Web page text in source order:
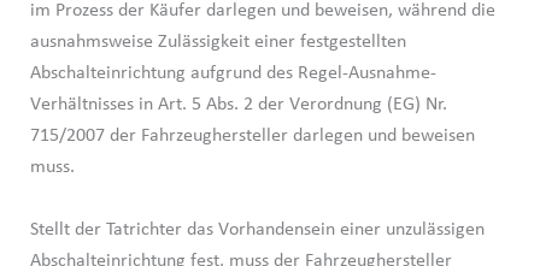
im Prozess der Käufer darlegen und beweisen, während die
ausnahmsweise Zulässigkeit einer festgestellten
Abschalteinrichtung aufgrund des Regel-Ausnahme-
Verhältnisses in Art. 5 Abs. 2 der Verordnung (EG) Nr.
715/2007 der Fahrzeughersteller darlegen und beweisen
muss.
Stellt der Tatrichter das Vorhandensein einer unzulässigen
Abschalteinrichtung fest, muss der Fahrzeughersteller